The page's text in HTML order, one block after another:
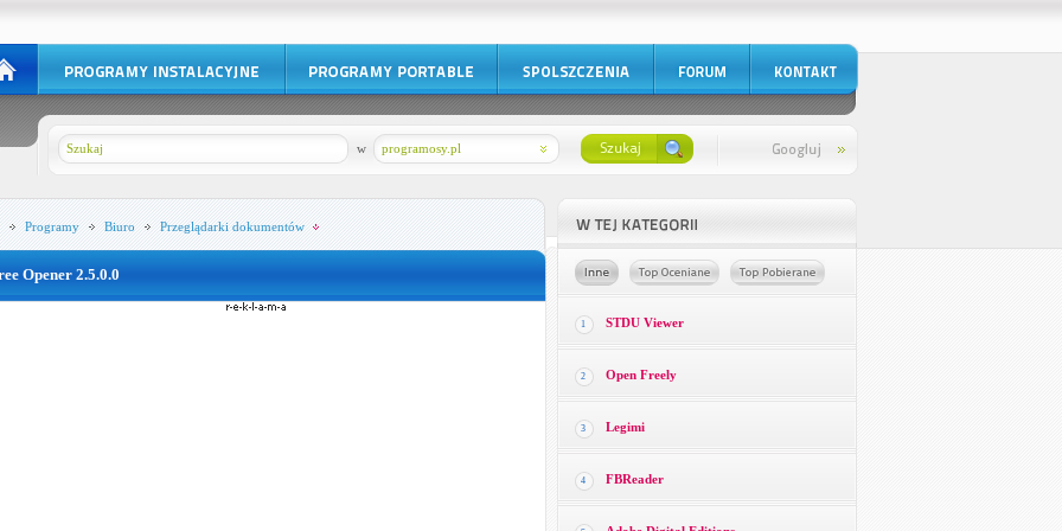
programosy.pl
w
Programy Biuro Przeglądarki dokumentów
Opener 2.5.0.0
1 STDU Viewer
2 Open Freely
3 Legimi
4 FBReader